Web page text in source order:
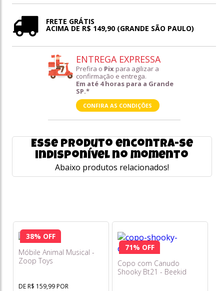
FRETE GRÁTIS
ACIMA DE R$ 149,90 (GRANDE SÃO PAULO)
ENTREGA EXPRESSA
Prefira o Pix para agilizar a
confirmação e entrega.
Em até 4 horas para a Grande
SP.*
CONFIRA AS CONDIÇÕES
Esse produto encontra-se
indisponível no momento
Abaixo produtos relacionados!
38% OFF
Móbile Animal Musical -
Zoop Toys
DE R$ 159,99 POR
71% OFF
Copo com Canudo
Shooky Bt21 - Beekid